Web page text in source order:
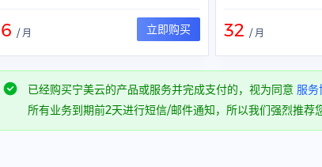
/ 月 立即购买 32 / 月
已经购买宁美云的产品或服务并完成支付的，视为同意 服务
所有业务到期前2天进行短信/邮件通知，所以我们强烈推荐